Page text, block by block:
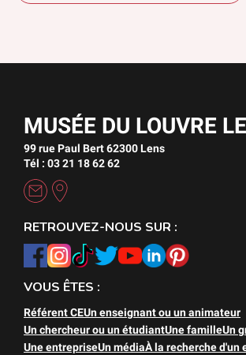
MUSÉE DU LOUVRE
99 rue Paul Bert 62300 Lens
Tél : 03 21 18 62 62
RETROUVEZ-NOUS SUR :
VOUS ÊTES :
Référent CEUn enseignant ou un animateur
Un chercheur ou un étudiantUne familleUn
Une entrepriseUn médiaÀ la recherche d'un